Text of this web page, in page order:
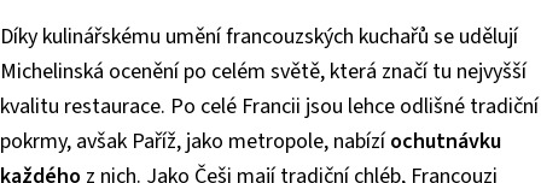
Díky kulinářskému umění francouzských kuchařů se udělují
Michelinská ocenění po celém světě, která značí tu nejvyšší
kvalitu restaurace. Po celé Francii jsou lehce odlišné tradiční
pokrmy, avšak Paříž, jako metropole, nabízíochutnávku
každého z nich. Jako Češi mají tradiční chléb, Francouzi